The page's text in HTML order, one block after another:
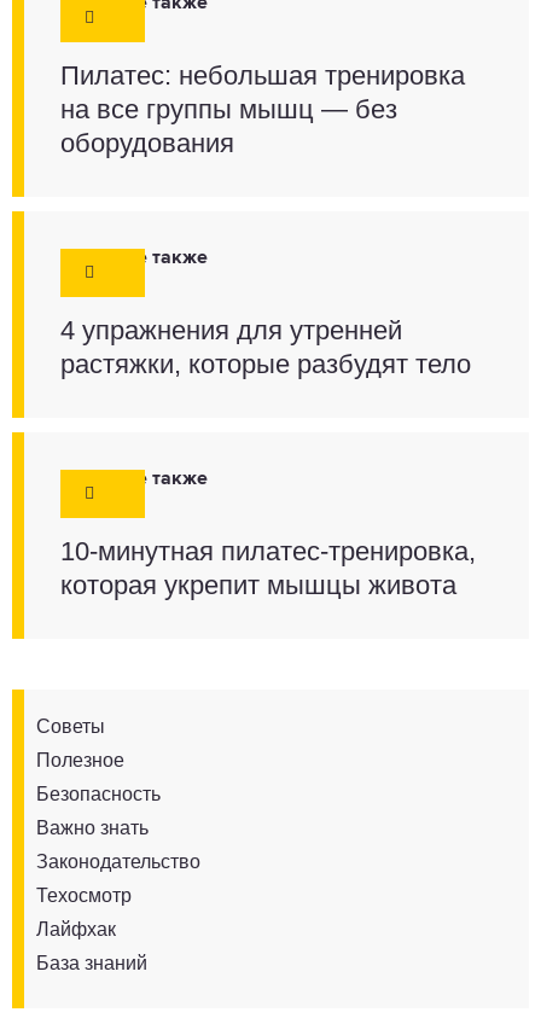
Смотрите также
Пилатес: небольшая тренировка
на все группы мышц — без
оборудования
Смотрите также
4 упражнения для утренней
растяжки, которые разбудят тело
Смотрите также
10-минутная пилатес-тренировка,
которая укрепит мышцы живота
Советы
Полезное
Безопасность
Важно знать
Законодательство
Техосмотр
Лайфхак
База знаний